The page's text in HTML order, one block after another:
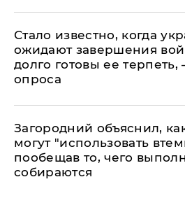
Стало известно, когда
ожидают завершения
долго готовы ее терпеть,
опроса
Загородний объяснил,
могут "использовать
пообещав то, чего
собираются